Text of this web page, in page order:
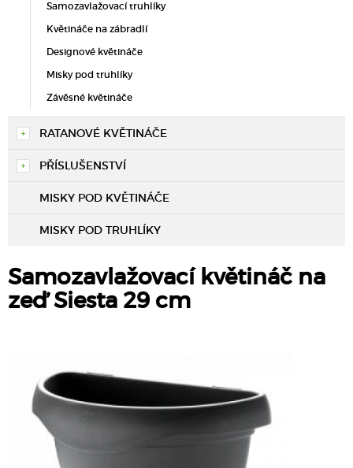
Samozavlažovací truhlíky
Květináče na zábradlí
Designové květináče
Misky pod truhlíky
Závěsné květináče
RATANOVÉ KVĚTINÁČE
PŘÍSLUŠENSTVÍ
MISKY POD KVĚTINÁČE
MISKY POD TRUHLÍKY
Samozavlažovací květináč na
zeď Siesta 29 cm